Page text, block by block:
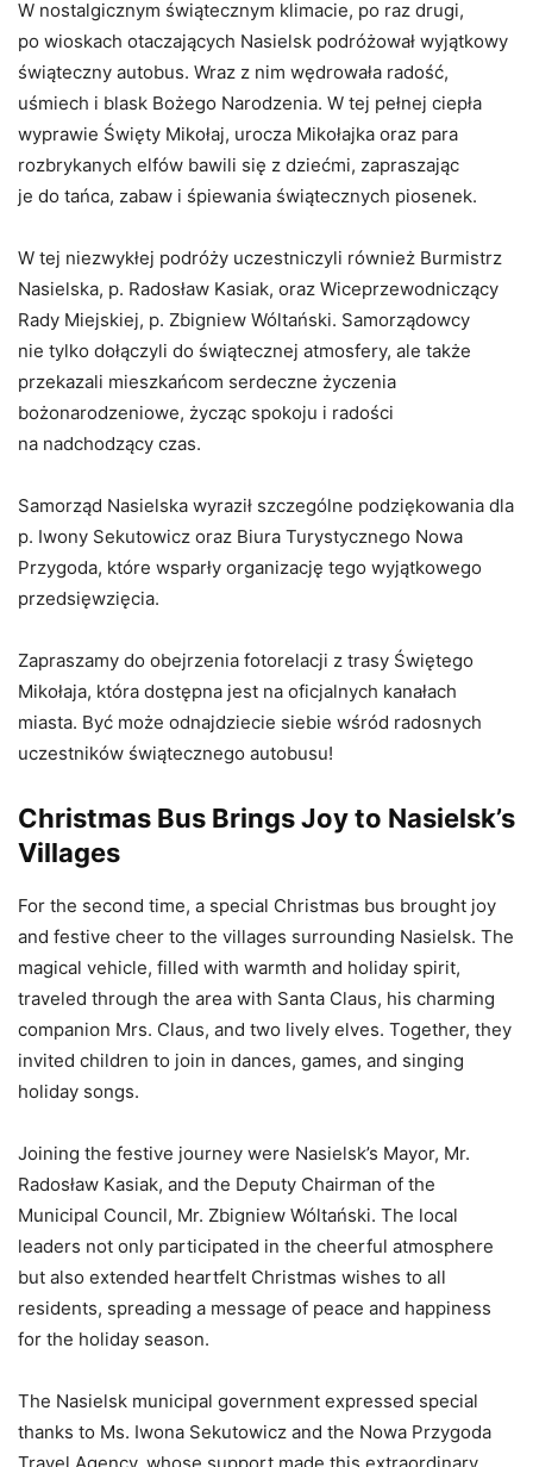
W nostalgicznym świątecznym klimacie, po raz drugi,
po wioskach otaczających Nasielsk podróżował wyjątkowy
świąteczny autobus. Wraz z nim wędrowała radość,
uśmiech i blask Bożego Narodzenia. W tej pełnej ciepła
wyprawie Święty Mikołaj, urocza Mikołajka oraz para
rozbrykanych elfów bawili się z dziećmi, zapraszając
je do tańca, zabaw i śpiewania świątecznych piosenek.
W tej niezwykłej podróży uczestniczyli również Burmistrz
Nasielska, p. Radosław Kasiak, oraz Wiceprzewodniczący
Rady Miejskiej, p. Zbigniew Wóltański. Samorządowcy
nie tylko dołączyli do świątecznej atmosfery, ale także
przekazali mieszkańcom serdeczne życzenia
bożonarodzeniowe, życząc spokoju i radości
na nadchodzący czas.
Samorząd Nasielska wyraził szczególne podziękowania dla
p. Iwony Sekutowicz oraz Biura Turystycznego Nowa
Przygoda, które wsparły organizację tego wyjątkowego
przedsięwzięcia.
Zapraszamy do obejrzenia fotorelacji z trasy Świętego
Mikołaja, która dostępna jest na oficjalnych kanałach
miasta. Być może odnajdziecie siebie wśród radosnych
uczestników świątecznego autobusu!
Christmas Bus Brings Joy to Nasielsk’s
Villages
For the second time, a special Christmas bus brought joy
and festive cheer to the villages surrounding Nasielsk. The
magical vehicle, filled with warmth and holiday spirit,
traveled through the area with Santa Claus, his charming
companion Mrs. Claus, and two lively elves. Together, they
invited children to join in dances, games, and singing
holiday songs.
Joining the festive journey were Nasielsk’s Mayor, Mr.
Radosław Kasiak, and the Deputy Chairman of the
Municipal Council, Mr. Zbigniew Wóltański. The local
leaders not only participated in the cheerful atmosphere
but also extended heartfelt Christmas wishes to all
residents, spreading a message of peace and happiness
for the holiday season.
The Nasielsk municipal government expressed special
thanks to Ms. Iwona Sekutowicz and the Nowa Przygoda